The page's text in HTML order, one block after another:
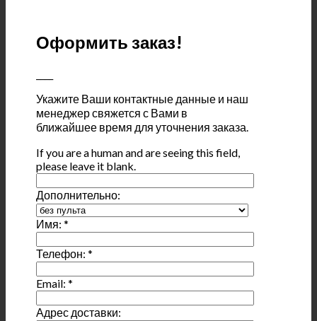
Оформить заказ!
Укажите Ваши контактные данные и наш
менеджер свяжется с Вами в
ближайшее время для уточнения заказа.
If you are a human and are seeing this field,
please leave it blank.
Дополнительно:
Имя:*
Телефон:*
Email:*
Адрес доставки: